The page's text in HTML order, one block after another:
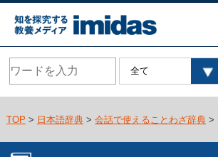
TOP > 日本語辞典> 会話で使えることわざ辞典>